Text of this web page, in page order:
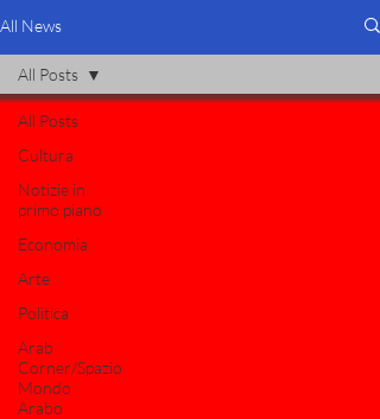
All News
All Posts
Cultura
Notizie in
primo piano
Economia
Arte
Politica
Arab
Corner/Spazio
Mondo
Arabo
All Posts